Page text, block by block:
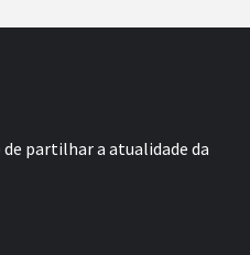
partilhar a atualidade da